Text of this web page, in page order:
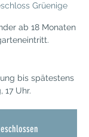
Grüenige
ab 18 Monaten
bis spätestens
17 Uhr.